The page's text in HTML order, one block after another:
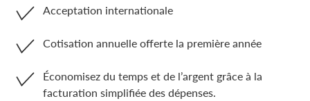
Acceptation internationale
Cotisation annuelle offerte la première année
Économisez du temps et de l’argent grâce à la
facturation simplifiée des dépenses.